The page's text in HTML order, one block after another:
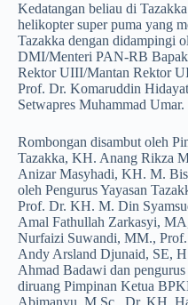
Kedatangan beliau di
helikopter super puma yang
Tazakka dengan didampingi
DMI/Menteri PAN-RB
Rektor UIII/Mantan Rektor
Prof. Dr. Komaruddin
Setwapres Muhammad Umar.
Rombongan disambut oleh
Tazakka, KH. Anang Rikza
Anizar Masyhadi, KH. M.
oleh Pengurus Yayasan
Prof. Dr. KH. M. Din
Amal Fathullah Zarkasyi,
Nurfaizi Suwandi, MM.,
Andy Arsland Djunaid, SE,
Ahmad Badawi dan
diruang Pimpinan Ketua